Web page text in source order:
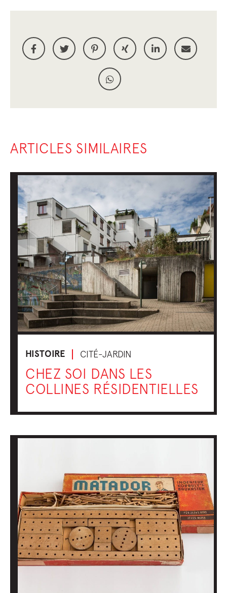
ARTICLES SIMILAIRES
HISTOIRE CITÉ-JARDIN
CHEZ SOI DANS LES
COLLINES RÉSIDENTIELLES